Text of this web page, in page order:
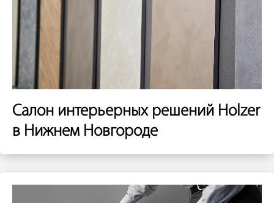
Салон интерьерных решений Holzer
в Нижнем Новгороде